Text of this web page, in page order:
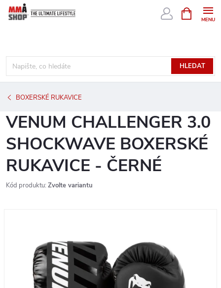
Přejít
HLEDAT
NÁKUPNÍ
KOŠÍK
BOXERSKÉ RUKAVICE
VENUM CHALLENGER 3.0
SHOCKWAVE BOXERSKÉ
RUKAVICE - ČERNÉ
Kód produktu: Zvolte variantu